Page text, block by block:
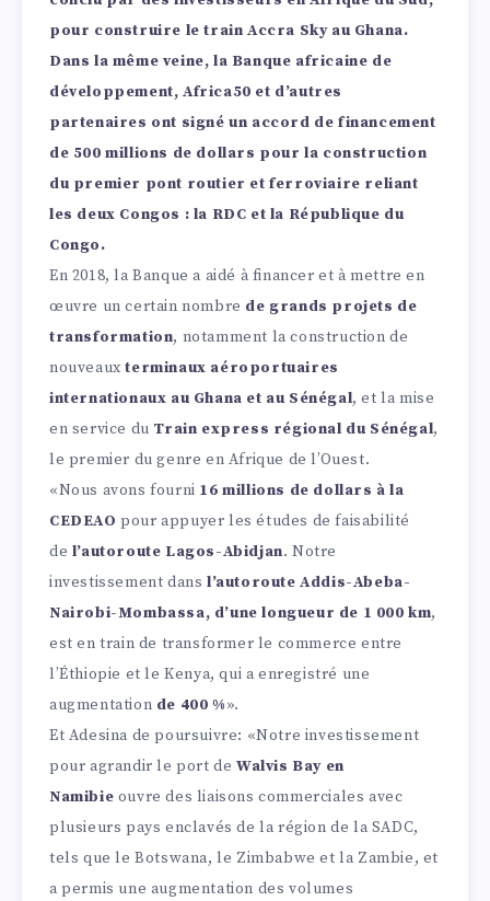
pour construire le train Accra Sky au Ghana.
Dans la même veine, la Banque africaine de
développement, Africa50 et d’autres
partenaires ont signé un accord de financement
de 500 millions de dollars pour la construction
du premier pont routier et ferroviaire reliant
les deux Congos : la RDC et la République du
Congo.
En 2018, la Banque a aidé à financer et à mettre en
œuvre un certain nombre de grands projets de
transformation, notamment la construction de
nouveauxterminaux aéroportuaires
internationaux au Ghana et au Sénégal, et la mise
en service du Train express régional du Sénégal,
le premier du genre en Afrique de l’Ouest.
«Nous avons fourni 16 millions de dollars à la
CEDEAO pour appuyer les études de faisabilité
de l’autoroute Lagos-Abidjan. Notre
investissement dans l’autoroute Addis-Abeba-
Nairobi-Mombassa, d’une longueur de 1 000 km,
est en train de transformer le commerce entre
l’Éthiopie et le Kenya, qui a enregistré une
augmentation de 400 %».
Et Adesina de poursuivre: «Notre investissement
pour agrandir le port deWalvis Bay en
Namibie ouvre des liaisons commerciales avec
plusieurs pays enclavés de la région de la SADC,
tels que le Botswana, le Zimbabwe et la Zambie, et
a permis une augmentation des volumes